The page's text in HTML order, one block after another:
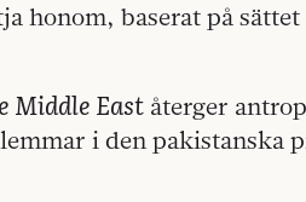
honom, baserat på sättet
Middle East återger
i den pakistanska